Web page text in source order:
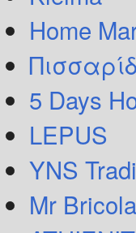
Home
5 Days
LEPUS
YNS
Mr